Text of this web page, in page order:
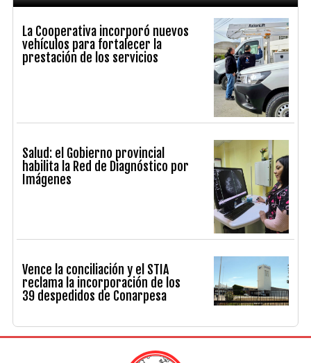
La Cooperativa incorporó nuevos
vehículos para fortalecer la
prestación de los servicios
Salud: el Gobierno provincial
habilita la Red de Diagnóstico por
Imágenes
Vence la conciliación y el STIA
reclama la incorporación de los
39 despedidos de Conarpesa